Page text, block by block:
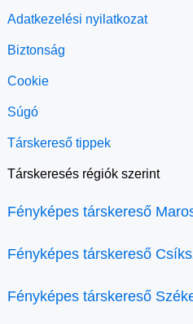
Adatkezelési nyilatkozat
Biztonság
Cookie
Súgó
Társkereső tippek
Társkeresés régiók szerint
Fényképes társkereső
Fényképes társkereső
Fényképes társkereső